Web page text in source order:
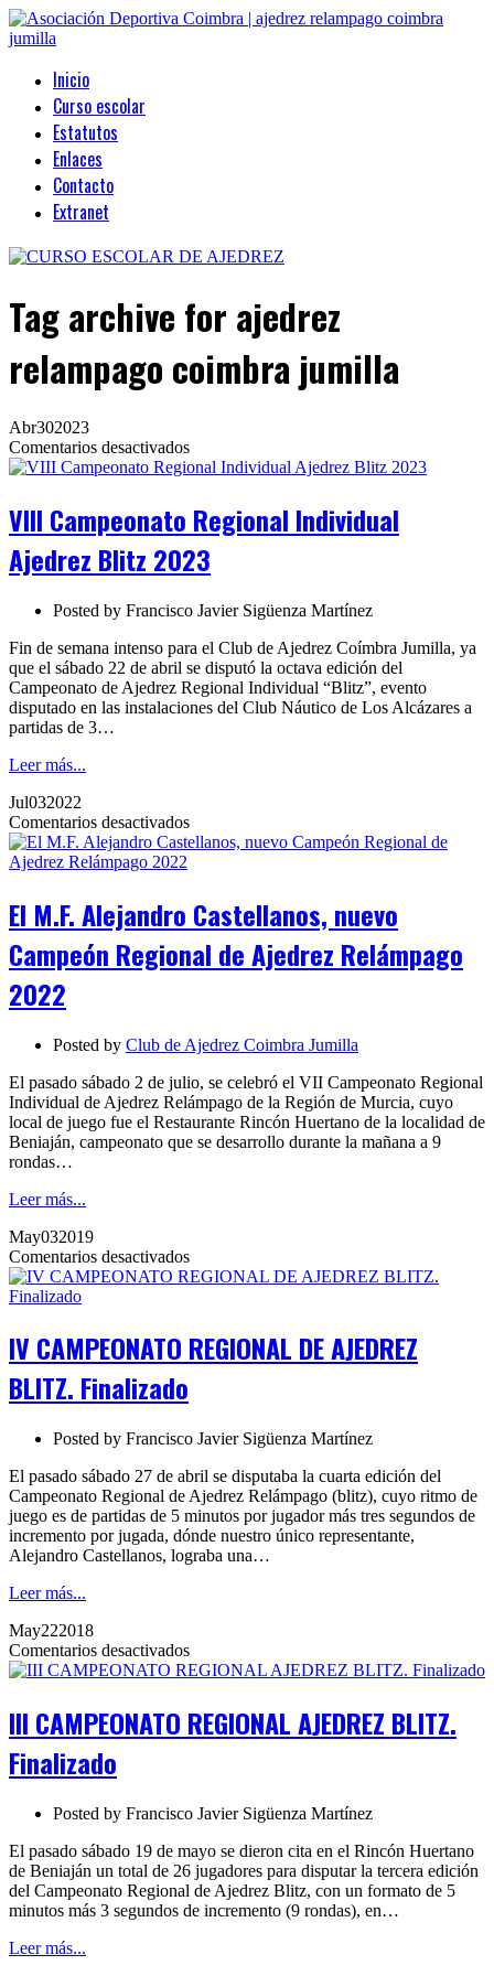
Inicio
Curso escolar
Estatutos
Enlaces
Contacto
Extranet
Tag archive for ajedrez
relampago coimbra jumilla
Abr302023
Comentarios desactivadosen
VIII
Individual
Blitz
VIII Campeonato Regional Individual
Ajedrez Blitz 2023
Posted by Francisco Javier Sigüenza Martínez
Fin de semana intenso para el Club de Ajedrez Coímbra Jumilla, ya
que el sábado 22 de abril se disputó la octava edición del
Campeonato de Ajedrez Regional Individual “Blitz”, evento
disputado en las instalaciones del Club Náutico de Los Alcázares a
partidas de 3…
Leer más...
Jul032022
Comentarios desactivadosen
El
nuevo
Regional
2022
El M.F. Alejandro Castellanos, nuevo
Campeón Regional de Ajedrez Relámpago
2022
Posted by Club de Ajedrez Coimbra Jumilla
El pasado sábado 2 de julio, se celebró el VII Campeonato Regional
Individual de Ajedrez Relámpago de la Región de Murcia, cuyo
local de juego fue el Restaurante Rincón Huertano de la localidad de
Beniaján, campeonato que se desarrollo durante la mañana a 9
rondas…
Leer más...
May032019
Comentarios desactivadosen
IV
DE
AJEDREZ
IV CAMPEONATO REGIONAL DE AJEDREZ
BLITZ. Finalizado
Posted by Francisco Javier Sigüenza Martínez
El pasado sábado 27 de abril se disputaba la cuarta edición del
Campeonato Regional de Ajedrez Relámpago (blitz), cuyo ritmo de
juego es de partidas de 5 minutos por jugador más tres segundos de
incremento por jugada, dónde nuestro único representante,
Alejandro Castellanos, lograba una…
Leer más...
May222018
Comentarios desactivadosen
III
AJEDREZ
III CAMPEONATO REGIONAL AJEDREZ BLITZ.
Finalizado
Posted by Francisco Javier Sigüenza Martínez
El pasado sábado 19 de mayo se dieron cita en el Rincón Huertano
de Beniaján un total de 26 jugadores para disputar la tercera edición
del Campeonato Regional de Ajedrez Blitz, con un formato de 5
minutos más 3 segundos de incremento (9 rondas), en…
Leer más...